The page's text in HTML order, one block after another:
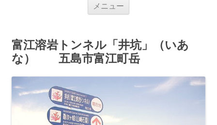
メニュー
ス
キ
ッ
プ
富江溶岩トンネル「井坑」（いあ
な） 五島市富江町岳